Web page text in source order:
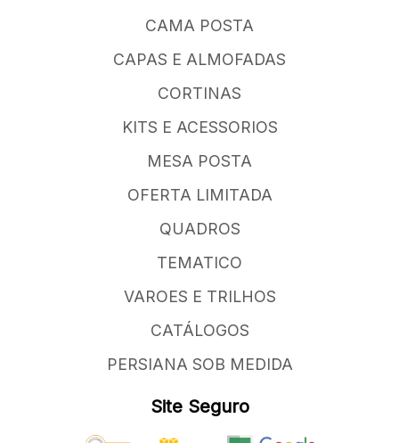
CAMA POSTA
CAPAS E ALMOFADAS
CORTINAS
KITS E ACESSORIOS
MESA POSTA
OFERTA LIMITADA
QUADROS
TEMATICO
VAROES E TRILHOS
CATÁLOGOS
PERSIANA SOB MEDIDA
Site Seguro